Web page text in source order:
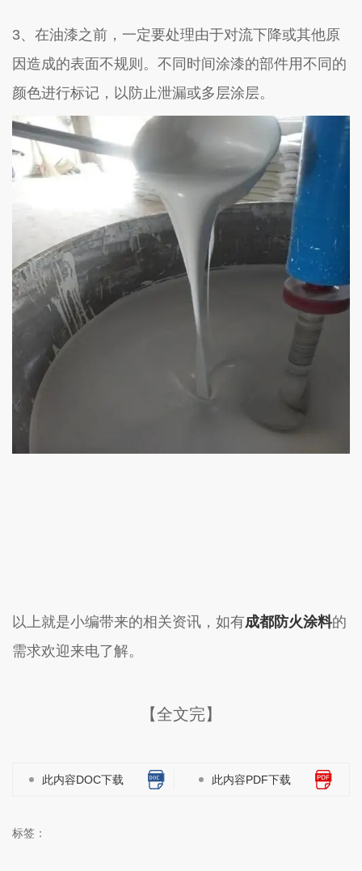
3、在油漆之前，一定要处理由于对流下降或其他原
因造成的表面不规则。不同时间涂漆的部件用不同的
颜色进行标记，以防止泄漏或多层涂层。
以上就是小编带来的相关资讯，如有成都防火涂料的
需求欢迎来电了解。
【全文完】
此内容DOC下载 此内容PDF下载
标签：